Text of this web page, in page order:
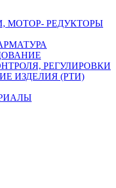
МОТОР- РЕДУКТОРЫ
РЕГУЛИРОВКИ
ИЗДЕЛИЯ (РТИ)